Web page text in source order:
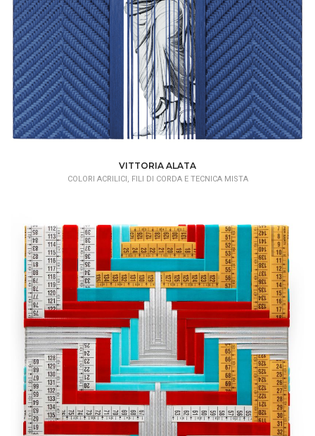
VITTORIA ALATA
COLORI ACRILICI, FILI DI CORDA E TECNICA MISTA